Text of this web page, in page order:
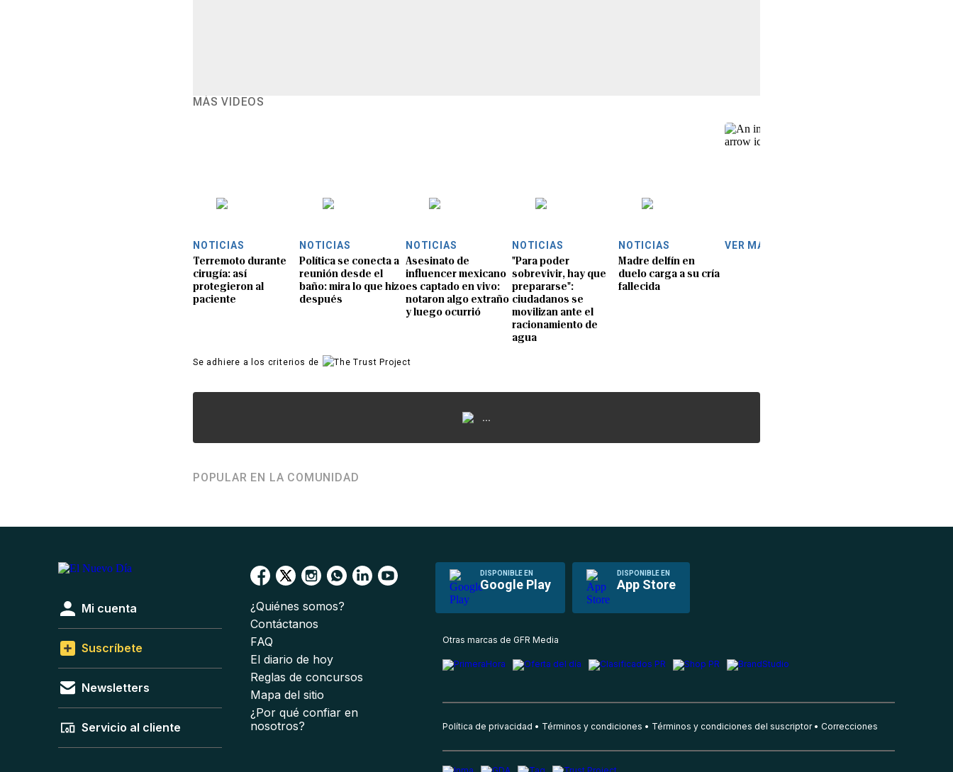
MÁS VIDEOS
NOTICIAS
Terremoto durante
cirugía: así
protegieron al
paciente
NOTICIAS
Política se conecta a
reunión desde el
baño: mira lo que hizo
después
NOTICIAS
Asesinato de
influencer mexicano
es captado en vivo:
notaron algo extraño
y luego ocurrió
NOTICIAS
"Para poder
sobrevivir, hay que
prepararse":
ciudadanos se
movilizan ante el
racionamiento de
agua
NOTICIAS
Madre delfín en
duelo carga a su cría
fallecida
VER MÁS
Se adhiere a los criterios de
...
POPULAR EN LA COMUNIDAD
DISPONIBLE EN
Google Play
DISPONIBLE EN
App Store
Mi cuenta
Suscríbete
Newsletters
Servicio al cliente
¿Quiénes somos?
Contáctanos
FAQ
El diario de hoy
Reglas de concursos
Mapa del sitio
¿Por qué confiar en
nosotros?
Otras marcas de GFR Media
Política de privacidad Términos y condiciones Términos y condiciones del suscriptor Correcciones